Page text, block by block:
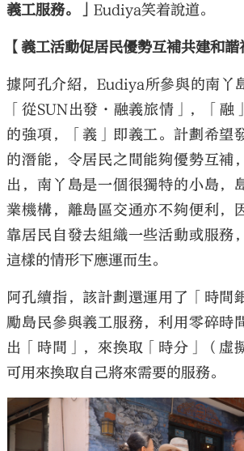
義工服務。」Eudiya笑着說道。
【義工活動促居民優勢互補共建和諧
據阿孔介紹，Eudiya所參與的南丫
「從SUN出發·融義旅情」，「融
的強項，「義」即義工。計劃希望
的潛能，令居民之間能夠優勢互補
出，南丫島是一個很獨特的小島，
業機構，離島區交通亦不夠便利，
靠居民自發去組織一些活動或服務
這樣的情形下應運而生。
阿孔續指，該計劃還運用了「時間
勵島民參與義工服務，利用零碎時
出「時間」，來換取「時分」（虛
可用來換取自己將來需要的服務。